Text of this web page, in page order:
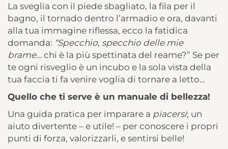
La sveglia con il piede sbagliato, la fila per il
bagno, il tornado dentro l’armadio e ora, davanti
alla tua immagine riflessa, ecco la fatidica
domanda: “Specchio, specchio delle mie
brame… chi è la più spettinata del reame?” Se per
te ogni risveglio è un incubo e la sola vista della
tua faccia ti fa venire voglia di tornare a letto…
Quello che ti serve è un manuale di bellezza!
Una guida pratica per imparare a piacersi; un
aiuto divertente – e utile! – per conoscere i propri
punti di forza, valorizzarli, e sentirsi belle!